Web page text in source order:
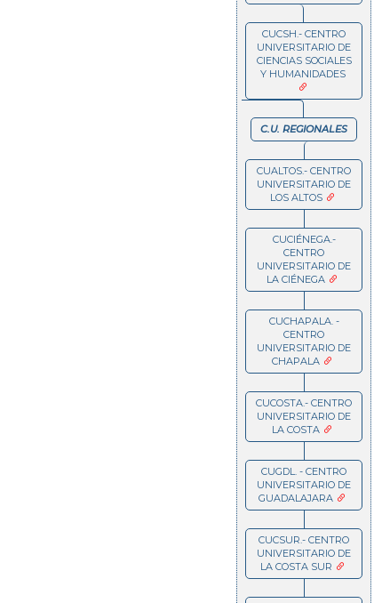
CUCSH.- CENTRO
UNIVERSITARIO DE
CIENCIAS SOCIALES
Y HUMANIDADES
C.U. REGIONALES
CUALTOS.- CENTRO
UNIVERSITARIO DE
LOS ALTOS
CUCIÉNEGA.-
CENTRO
UNIVERSITARIO DE
LA CIÉNEGA
CUCHAPALA. -
CENTRO
UNIVERSITARIO DE
CHAPALA
CUCOSTA.- CENTRO
UNIVERSITARIO DE
LA COSTA
CUGDL. - CENTRO
UNIVERSITARIO DE
GUADALAJARA
CUCSUR.- CENTRO
UNIVERSITARIO DE
LA COSTA SUR